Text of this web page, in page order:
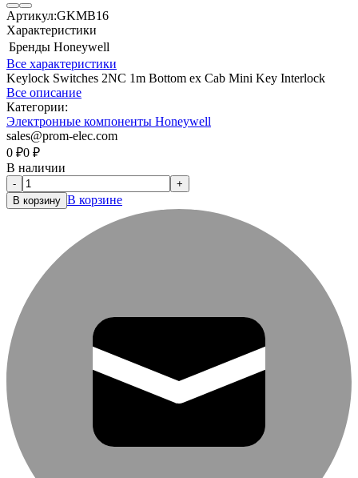
Артикул:GKMB16
Характеристики
Бренды Honeywell
Все характеристики
Keylock Switches 2NC 1m Bottom ex Cab Mini Key Interlock
Все описание
Категории:
Электронные компоненты Honeywell
sales@prom-elec.com
0 ₽0 ₽
В наличии
-
+
В корзину В корзине